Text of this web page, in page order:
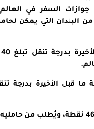
السفر في
التي يمكن